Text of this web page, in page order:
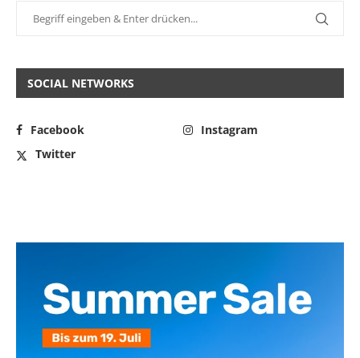
SOCIAL NETWORKS
Facebook
Instagram
Twitter